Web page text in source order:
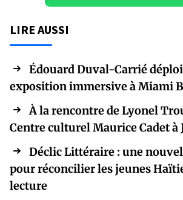
LIRE AUSSI
Édouard Duval-Carrié
exposition immersive à Miami
À la rencontre de Lyonel
Centre culturel Maurice Cadet à
Déclic Littéraire : une
pour réconcilier les jeunes
lecture